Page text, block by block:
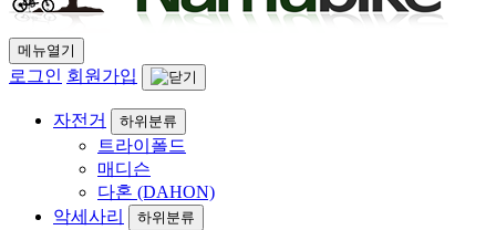
메뉴열기
로그인 회원가입
자전거 하위분류
트라이폴드
매디슨
다혼 (DAHON)
악세사리
하위분류